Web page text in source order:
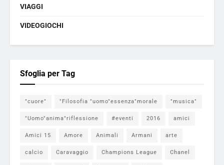
VIAGGI
VIDEOGIOCHI
Sfoglia per Tag
"cuore" "Filosofia "uomo"essenza"morale "musica"
"Uomo"anima"riflessione #eventi 2016 amici
Amici 15 Amore Animali Armani arte
calcio Caravaggio Champions League Chanel